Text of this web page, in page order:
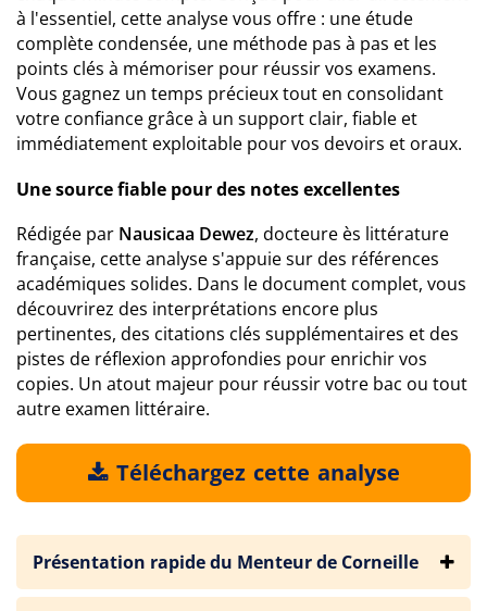
à l'essentiel, cette analyse vous offre : une étude
complète condensée, une méthode pas à pas et les
points clés à mémoriser pour réussir vos examens.
Vous gagnez un temps précieux tout en consolidant
votre confiance grâce à un support clair, fiable et
immédiatement exploitable pour vos devoirs et oraux.
Une source fiable pour des notes excellentes
Rédigée par Nausicaa Dewez, docteure ès littérature
française, cette analyse s'appuie sur des références
académiques solides. Dans le document complet, vous
découvrirez des interprétations encore plus
pertinentes, des citations clés supplémentaires et des
pistes de réflexion approfondies pour enrichir vos
copies. Un atout majeur pour réussir votre bac ou tout
autre examen littéraire.
Téléchargez cette analyse
Présentation rapide du Menteur de Corneille